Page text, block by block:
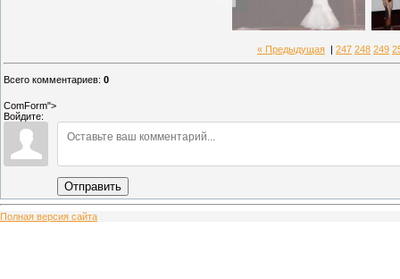
« Предыдущая 247 248 249
Всего комментариев: 0
ComForm">
Войдите:
Отправить
Полная версия сайта